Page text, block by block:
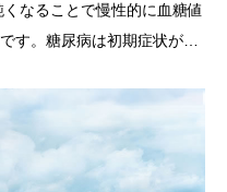
なることで慢性的に血糖値
す。糖尿病は初期症状がほ
膜症